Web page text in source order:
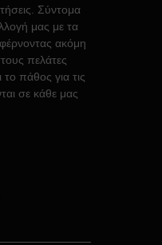
Σύντομα
μας με τα
ακόμη
πελάτες
πάθος για τις
σε κάθε μας